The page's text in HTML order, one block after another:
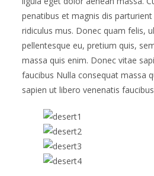
penatibus et magnis dis
ridiculus mus. Donec quam felis,
pellentesque eu, pretium quis,
massa quis enim. Donec vitae
faucibus Nulla consequat massa
sapien ut libero venenatis